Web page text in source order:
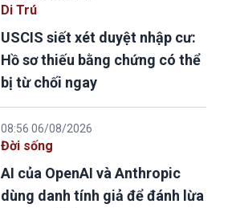
Di Trú
USCIS siết xét duyệt nhập cư:
Hồ sơ thiếu bằng chứng có thể
bị từ chối ngay
08:56 06/08/2026
Đời sống
AI của OpenAI và Anthropic
dùng danh tính giả để đánh lừa